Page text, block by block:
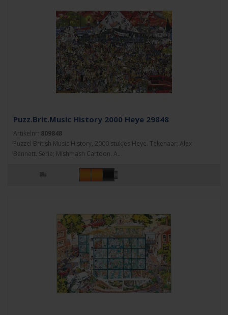
Puzz.Brit.Music History 2000 Heye 29848
Artikelnr: 809848
Puzzel British Music History, 2000 stukjes Heye. Tekenaar; Alex
Bennett. Serie; Mishmash Cartoon. A..